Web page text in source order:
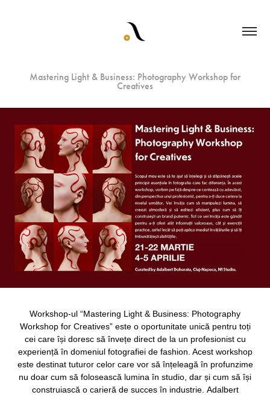
Mastering Light & Business: Photography Workshop for
Creatives
Workshop-ul “Mastering Light & Business: Photography
Workshop for Creatives” este o oportunitate unică pentru toți
cei care își doresc să învețe direct de la un profesionist cu
experiență în domeniul fotografiei de fashion. Acest workshop
este destinat tuturor celor care vor să înțeleagă în profunzime
nu doar cum să folosească lumina în studio, dar și cum să își
construiască o carieră de succes în industrie. Adalbert